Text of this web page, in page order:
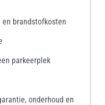
en brandstofkosten
parkeerplek
onderhoud en